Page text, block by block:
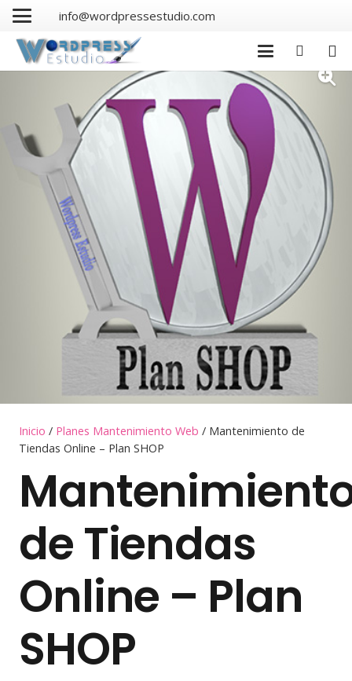
info@wordpressestudio.com
Inicio / Planes Mantenimiento Web / Mantenimiento de
Tiendas Online – Plan SHOP
de Tiendas
Online – Plan
SHOP